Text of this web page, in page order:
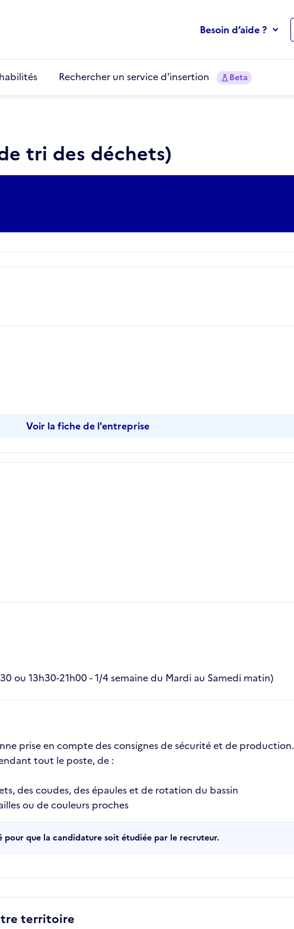
Besoin d’aide ?
Rechercher un service d'insertion Beta
tri des déchets)
ou 13h30-21h00 - 1/4 semaine du Mardi au Samedi matin)
prise en compte des consignes de sécurité et de production.
tout le poste, de :
des coudes, des épaules et de rotation du bassin
ou de couleurs proches
que la candidature soit étudiée par le recruteur.
Voir la fiche de l'entreprise
territoire